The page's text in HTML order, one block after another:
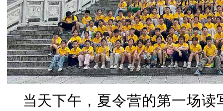
当天下午，夏令营的第一场